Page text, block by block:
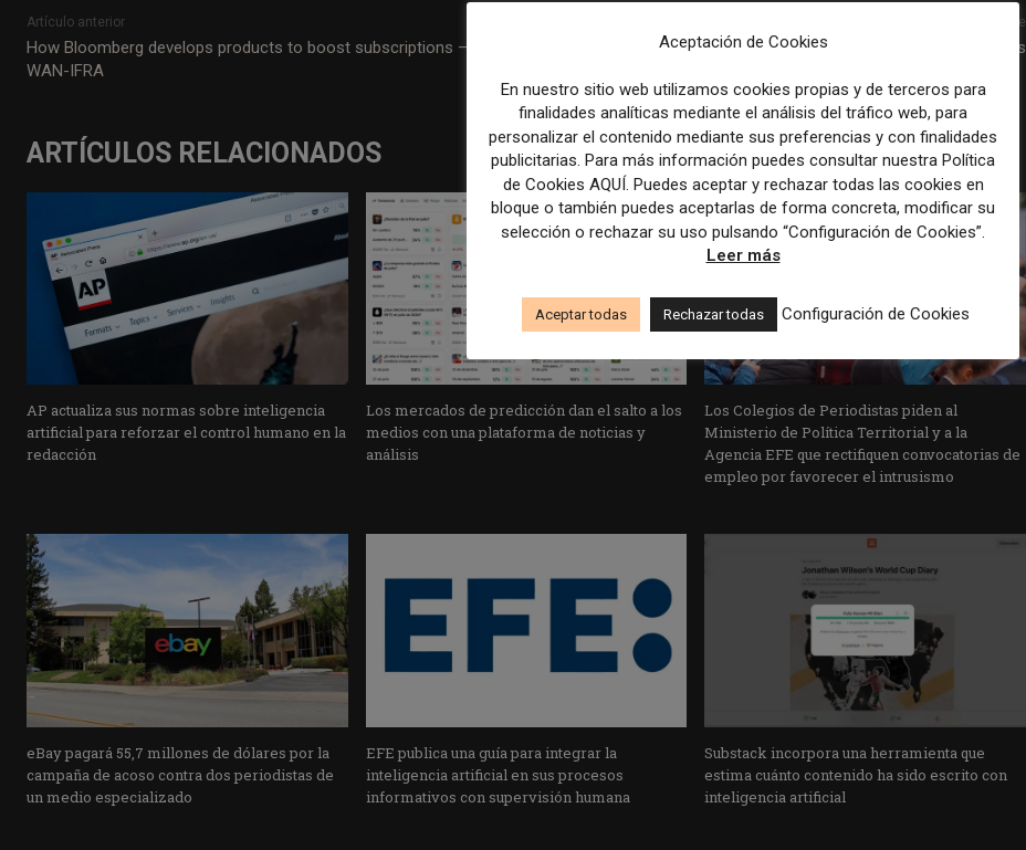
Artículo anterior
How Bloomberg develops products to boost subscriptions –
WAN-IFRA
Artículo siguiente
La edición digital de El Norte de Castilla cumple 25 años
ARTÍCULOS RELACIONADOS
AP actualiza sus normas sobre inteligencia
artificial para reforzar el control humano en la
redacción
Los mercados de predicción dan el salto a los
medios con una plataforma de noticias y
análisis
Los Colegios de Periodistas piden al
Ministerio de Política Territorial y a la
Agencia EFE que rectifiquen convocatorias de
empleo por favorecer el intrusismo
eBay pagará 55,7 millones de dólares por la
campaña de acoso contra dos periodistas de
un medio especializado
EFE publica una guía para integrar la
inteligencia artificial en sus procesos
informativos con supervisión humana
Substack incorpora una herramienta que
estima cuánto contenido ha sido escrito con
inteligencia artificial
Aceptación de Cookies
En nuestro sitio web utilizamos cookies propias y de terceros para
finalidades analíticas mediante el análisis del tráfico web, para
personalizar el contenido mediante sus preferencias y con finalidades
publicitarias. Para más información puedes consultar nuestra Política
de Cookies AQUÍ. Puedes aceptar y rechazar todas las cookies en
bloque o también puedes aceptarlas de forma concreta, modificar su
selección o rechazar su uso pulsando “Configuración de Cookies”.
Leer más
Aceptar todas Rechazar todas Configuración de Cookies